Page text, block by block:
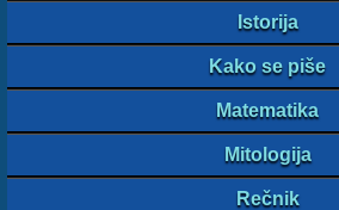
Istorija
Kako se piše
Matematika
Mitologija
Rečnik